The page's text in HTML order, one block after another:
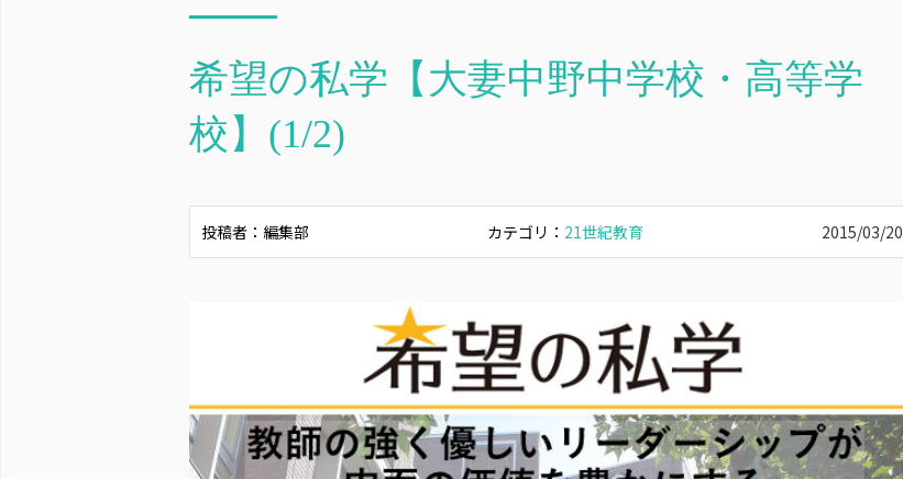
希望の私学【大妻中野中学校・高等学
校】(1/2)
投稿者：編集部 カテゴリ： 21世紀教育 2015/03/20